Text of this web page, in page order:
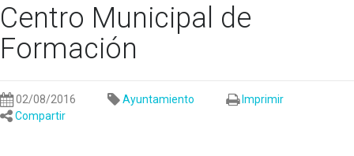
Centro Municipal de
Formación
02/08/2016 Ayuntamiento
Imprimir
Compartir